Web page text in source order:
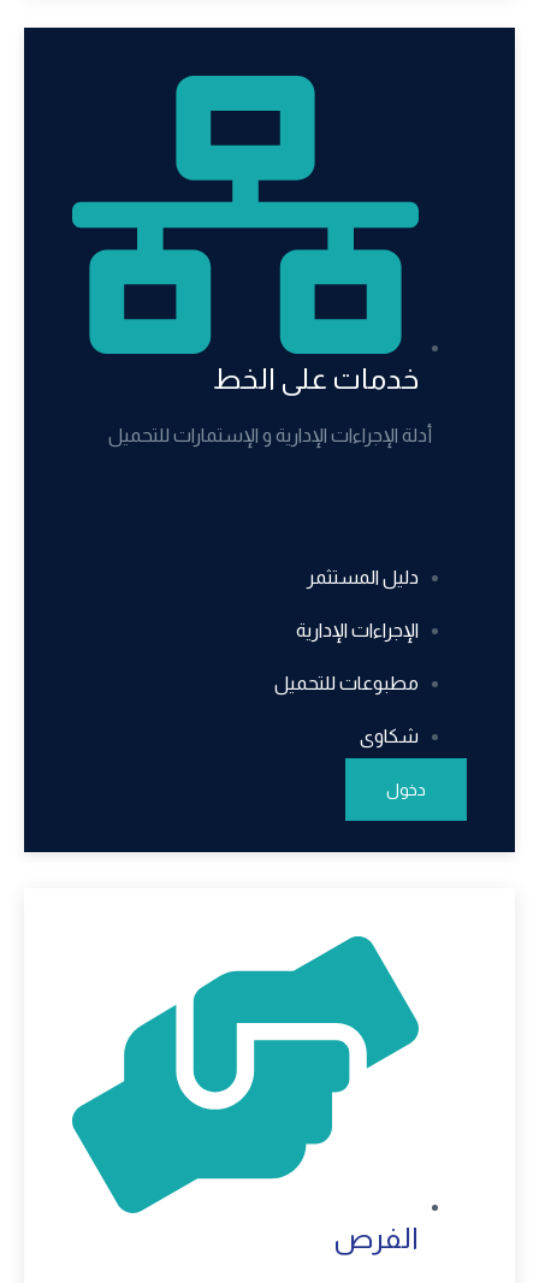
خدمات على الخط
أدلة الإجراءات الإدارية و الإستمارات للتحميل
دليل المستثمر
الإجراءات الإدارية
مطبوعات للتحميل
شكاوى
دخول
الفرص